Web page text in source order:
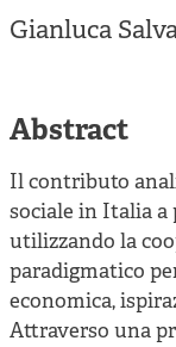
Gianluca
Abstract
Il contributo
sociale in Italia a
utilizzando la
paradigmatico
economica,
Attraverso una